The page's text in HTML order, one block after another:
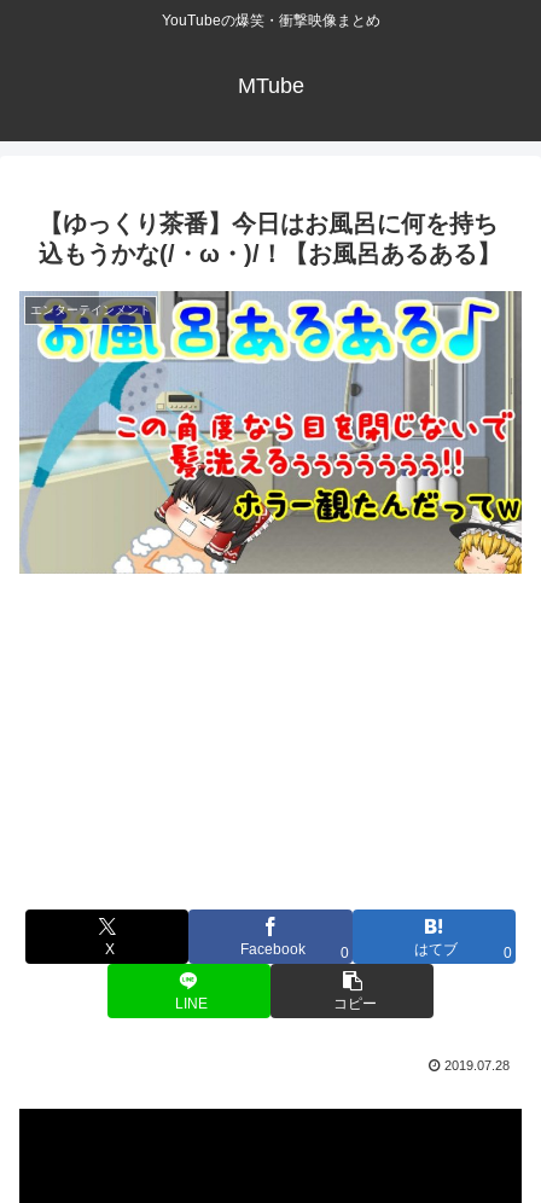
YouTubeの爆笑・衝撃映像まとめ
MTube
【ゆっくり茶番】今日はお風呂に何を持ち
込もうかな(/・ω・)/！【お風呂あるある】
エンターテインメント
X Facebook 0 はてブ 0
LINE コピー
2019.07.28